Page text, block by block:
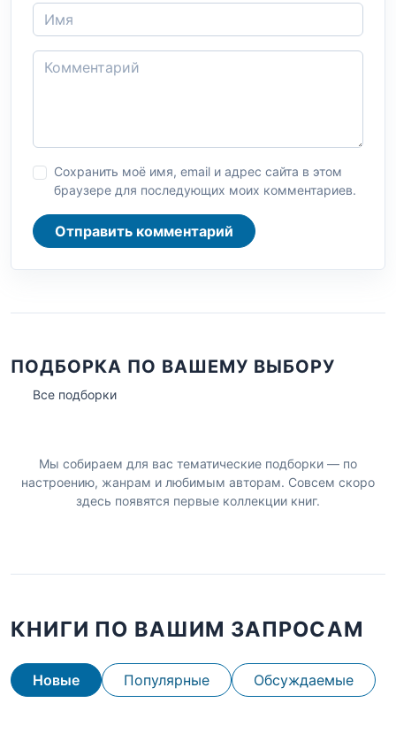
Сохранить моё имя, email и адрес сайта в этом
браузере для последующих моих комментариев.
Отправить комментарий
ПОДБОРКА ПО ВАШЕМУ ВЫБОРУ
Все подборки
Мы собираем для вас тематические подборки — по
настроению, жанрам и любимым авторам. Совсем скоро
здесь появятся первые коллекции книг.
КНИГИ ПО ВАШИМ ЗАПРОСАМ
Новые Популярные Обсуждаемые